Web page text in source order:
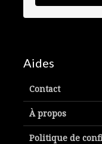
Aides
Contact
À propos
Politique de